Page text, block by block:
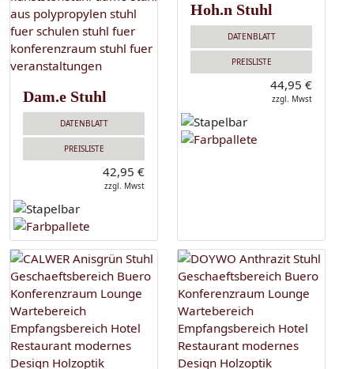
Dam.e Stuhl
DATENBLATT
PREISLISTE
42,95 €
zzgl. Mwst
Hoh.n Stuhl
DATENBLATT
PREISLISTE
44,95 €
zzgl. Mwst